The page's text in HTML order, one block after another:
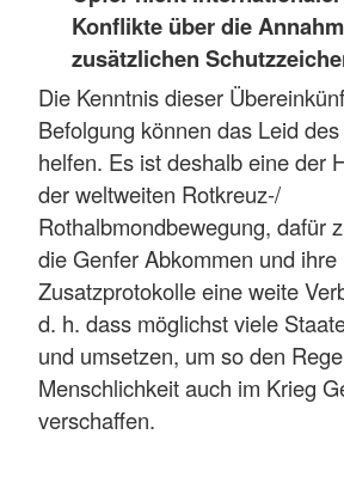
Konflikte über die
zusätzlichen
Die Kenntnis dieser
Befolgung können das Leid
helfen. Es ist deshalb eine der
der weltweiten Rotkreuz-/
Rothalbmondbewegung, dafür
die Genfer Abkommen und ihre
Zusatzprotokolle eine weite
d. h. dass möglichst viele
und umsetzen, um so den
Menschlichkeit auch im Krieg
verschaffen.